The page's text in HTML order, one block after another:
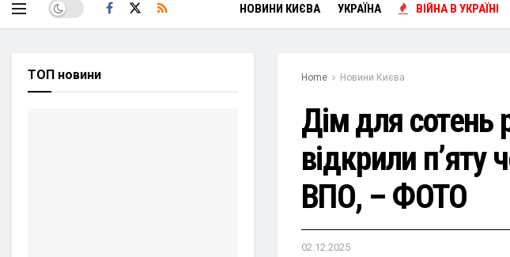
НОВИНИ КИЄВА УКРАЇНА ВІЙНА В УКРАЇНІ
Home Новини Києва
Дім для сотень
відкрили п’яту
ВПО, – ФОТО
02.12.2025
ТОП новини